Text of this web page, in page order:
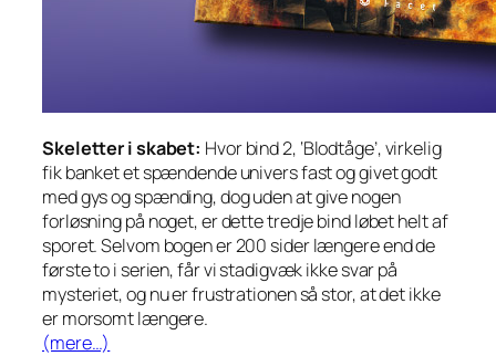
Skeletter i skabet: Hvor bind 2, ‘Blodtåge’, virkelig
fik banket et spændende univers fast og givet godt
med gys og spænding, dog uden at give nogen
forløsning på noget, er dette tredje bind løbet helt af
sporet. Selvom bogen er 200 sider længere end de
første to i serien, får vi stadigvæk ikke svar på
mysteriet, og nu er frustrationen så stor, at det ikke
er morsomt længere.
(mere…)